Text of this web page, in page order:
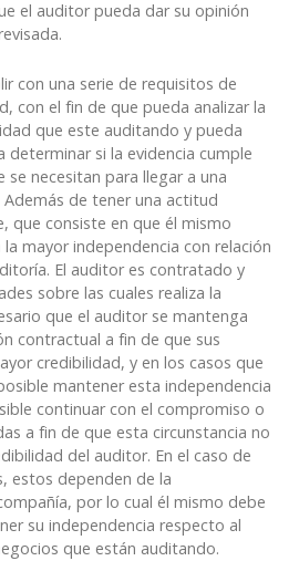
el auditor pueda dar su opinión
con una serie de requisitos de
con el fin de que pueda analizar la
que este auditando y pueda
determinar si la evidencia cumple
se necesitan para llegar a una
Además de tener una actitud
que consiste en que él mismo
mayor independencia con relación
El auditor es contratado y
sobre las cuales realiza la
que el auditor se mantenga
contractual a fin de que sus
credibilidad, y en los casos que
mantener esta independencia
continuar con el compromiso o
a fin de que esta circunstancia no
del auditor. En el caso de
estos dependen de la
por lo cual él mismo debe
su independencia respecto al
que están auditando.